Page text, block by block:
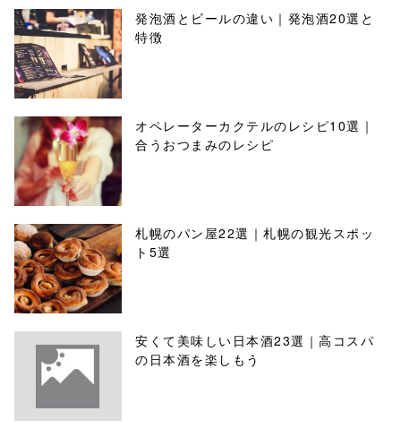
発泡酒とビールの違い｜発泡酒20選と
特徴
オペレーターカクテルのレシピ10選｜
合うおつまみのレシピ
札幌のパン屋22選｜札幌の観光スポッ
ト5選
安くて美味しい日本酒23選｜高コスパ
の日本酒を楽しもう